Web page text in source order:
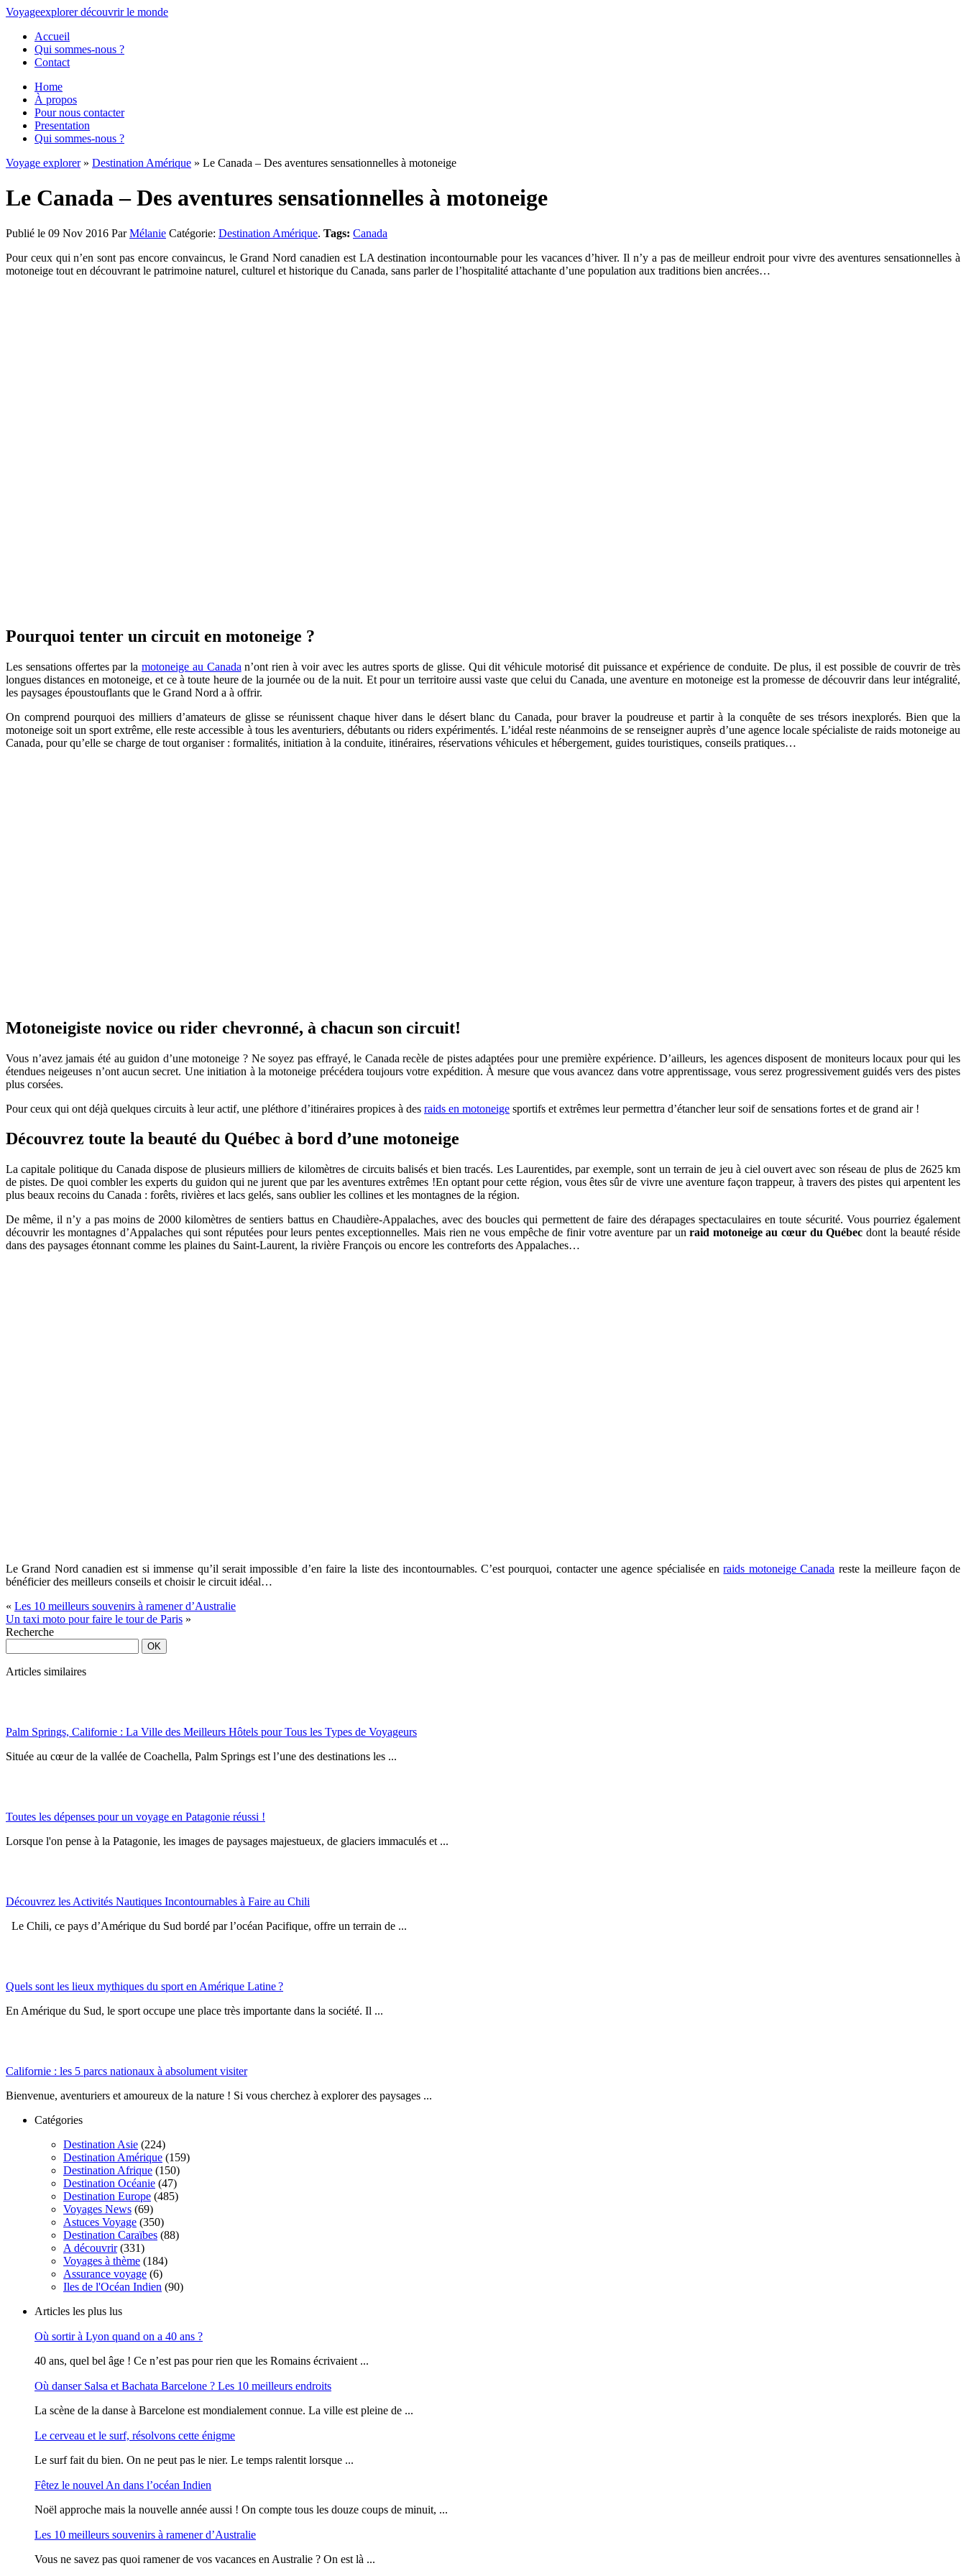
Voyageexplorer découvrirle monde
Accueil
Qui sommes-nous ?
Contact
Home
À propos
Pour nous contacter
Presentation
Qui sommes-nous ?
Voyage explorer» Destination Amérique » Le Canada – Des aventures sensationnelles à motoneige
Le Canada – Des aventures sensationnelles à motoneige
Publié le 09 Nov 2016 ParMélanie Catégorie: Destination Amérique. Tags: Canada
Pour ceux qui n’en sont pas encore convaincus, le Grand Nord canadien est LA destination incontournable pour les vacances d’hiver. Il n’y a pas de meilleur endroit pour vivre des aventures sensationnelles à
motoneige tout en découvrant le patrimoine naturel, culturel et historique du Canada, sans parler de l’hospitalité attachante d’une population aux traditions bien ancrées…
Pourquoi tenter un circuit en motoneige ?
Les sensations offertes par lamotoneige au Canada n’ont rien à voir avec les autres sports de glisse. Qui dit véhicule motorisé dit puissance et expérience de conduite. De plus, il est possible de couvrir de très
longues distances en motoneige, et ce à toute heure de la journée ou de la nuit. Et pour un territoire aussi vaste que celui du Canada, une aventure en motoneige est la promesse de découvrir dans leur intégralité,
les paysages époustouflants que le Grand Nord a à offrir.
On comprend pourquoi des milliers d’amateurs de glisse se réunissent chaque hiver dans le désert blanc du Canada, pour braver la poudreuse et partir à la conquête de ses trésors inexplorés. Bien que la
motoneige soit un sport extrême, elle reste accessible à tous les aventuriers, débutants ou riders expérimentés. L’idéal reste néanmoins de se renseigner auprès d’une agence locale spécialiste de raids motoneige au
Canada, pour qu’elle se charge de tout organiser : formalités, initiation à la conduite, itinéraires, réservations véhicules et hébergement, guides touristiques, conseils pratiques…
Motoneigiste novice ou rider chevronné, à chacun son circuit!
Vous n’avez jamais été au guidon d’une motoneige ? Ne soyez pas effrayé, le Canada recèle de pistes adaptées pour une première expérience. D’ailleurs, les agences disposent de moniteurs locaux pour qui les
étendues neigeuses n’ont aucun secret. Une initiation à la motoneige précédera toujours votre expédition. À mesure que vous avancez dans votre apprentissage, vous serez progressivement guidés vers des pistes
plus corsées.
Pour ceux qui ont déjà quelques circuits à leur actif, une pléthore d’itinéraires propices à des raids en motoneige sportifs et extrêmes leur permettra d’étancher leur soif de sensations fortes et de grand air !
Découvrez toute la beauté du Québec à bord d’une motoneige
La capitale politique du Canada dispose de plusieurs milliers de kilomètres de circuits balisés et bien tracés. Les Laurentides, par exemple, sont un terrain de jeu à ciel ouvert avec son réseau de plus de 2625 km
de pistes. De quoi combler les experts du guidon qui ne jurent que par les aventures extrêmes !En optant pour cette région, vous êtes sûr de vivre une aventure façon trappeur, à travers des pistes qui arpentent les
plus beaux recoins du Canada : forêts, rivières et lacs gelés, sans oublier les collines et les montagnes de la région.
De même, il n’y a pas moins de 2000 kilomètres de sentiers battus en Chaudière-Appalaches, avec des boucles qui permettent de faire des dérapages spectaculaires en toute sécurité. Vous pourriez également
découvrir les montagnes d’Appalaches qui sont réputées pour leurs pentes exceptionnelles. Mais rien ne vous empêche de finir votre aventure par unraid motoneige au cœur du Québec dont la beauté réside
dans des paysages étonnant comme les plaines du Saint-Laurent, la rivière François ou encore les contreforts des Appalaches…
Le Grand Nord canadien est si immense qu’il serait impossible d’en faire la liste des incontournables. C’est pourquoi, contacter une agence spécialisée enraids motoneige Canada reste la meilleure façon de
bénéficier des meilleurs conseils et choisir le circuit idéal…
« Les 10 meilleurs souvenirs à ramener d’Australie
Un taxi moto pour faire le tour de Paris »
Recherche
Articles similaires
Palm Springs, Californie : La Ville des Meilleurs Hôtels pour Tous les Types de Voyageurs
Située au cœur de la vallée de Coachella, Palm Springs est l’une des destinations les ...
Toutes les dépenses pour un voyage en Patagonie réussi !
Lorsque l'on pense à la Patagonie, les images de paysages majestueux, de glaciers immaculés et ...
Découvrez les Activités Nautiques Incontournables à Faire au Chili
Le Chili, ce pays d’Amérique du Sud bordé par l’océan Pacifique, offre un terrain de ...
Quels sont les lieux mythiques du sport en Amérique Latine ?
En Amérique du Sud, le sport occupe une place très importante dans la société. Il ...
Californie : les 5 parcs nationaux à absolument visiter
Bienvenue, aventuriers et amoureux de la nature ! Si vous cherchez à explorer des paysages ...
Catégories
Destination Asie (224)
Destination Amérique (159)
Destination Afrique (150)
Destination Océanie (47)
Destination Europe (485)
Voyages News (69)
Astuces Voyage (350)
Destination Caraïbes (88)
A découvrir(331)
Voyages à thème (184)
Assurance voyage (6)
Iles de l'Océan Indien (90)
Articles les plus lus
Où sortir à Lyon quand on a 40 ans ?
40 ans, quel bel âge ! Ce n’est pas pour rien que les Romains écrivaient ...
Où danser Salsa et Bachata Barcelone ? Les 10 meilleurs endroits
La scène de la danse à Barcelone est mondialement connue. La ville est pleine de ...
Le cerveau et le surf, résolvons cette énigme
Le surf fait du bien. On ne peut pas le nier. Le temps ralentit lorsque ...
Fêtez le nouvel An dans l’océan Indien
Noël approche mais la nouvelle année aussi ! On compte tous les douze coups de minuit, ...
Les 10 meilleurs souvenirs à ramener d’Australie
Vous ne savez pas quoi ramener de vos vacances en Australie ? On est là ...